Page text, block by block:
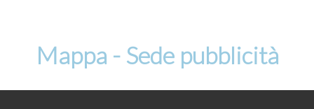
Mappa - Sede pubblicità